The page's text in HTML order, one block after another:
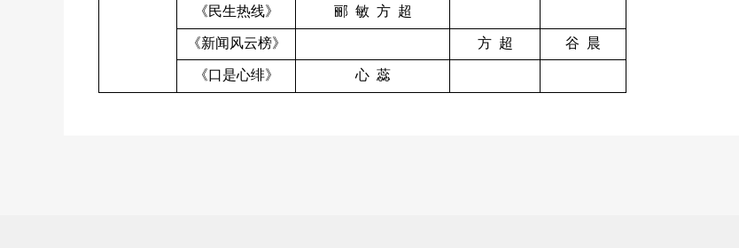
《民生热线》 郦 敏 方 超
《新闻风云榜》 方 超 谷 晨
《口是心绯》 心 蕊